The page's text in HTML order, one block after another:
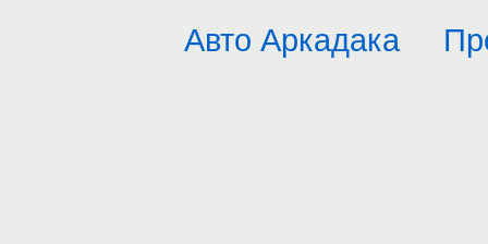
Авто Аркадака